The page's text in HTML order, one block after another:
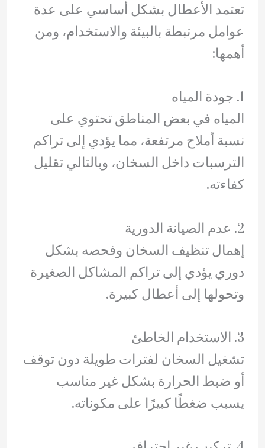
تعتمد الأعطال بشكل أساسي على عدة
عوامل مرتبطة بالبيئة والاستخدام، ومن
أهمها:
1. جودة المياه
المياه في بعض المناطق تحتوي على
نسبة أملاح مرتفعة، مما يؤدي إلى تراكم
الترسبات داخل السخان، وبالتالي تقليل
كفاءته.
2. عدم الصيانة الدورية
إهمال تنظيف السخان وفحصه بشكل
دوري يؤدي إلى تراكم المشاكل الصغيرة
وتحولها إلى أعطال كبيرة.
3. الاستخدام الخاطئ
تشغيل السخان لفترات طويلة دون توقف
أو ضبط الحرارة بشكل غير مناسب
يسبب ضغطًا كبيرًا على مكوناته.